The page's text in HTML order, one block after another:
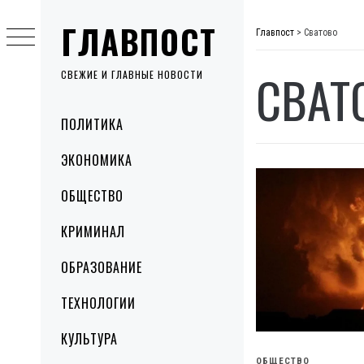
ГЛАВПОСТ
СВЕЖИЕ И ГЛАВНЫЕ НОВОСТИ
MenuПОЛИТИКА
ЭКОНОМИКА
ОБЩЕСТВО
КРИМИНАЛ
ОБРАЗОВАНИЕ
ТЕХНОЛОГИИ
КУЛЬТУРА
to
content
Главпост > Сватово
ОБЩЕСТВО